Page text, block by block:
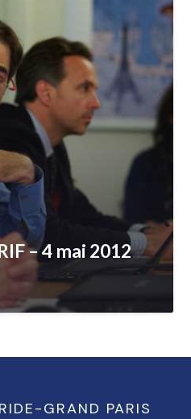
– 4 mai 2012
GRAND PARIS